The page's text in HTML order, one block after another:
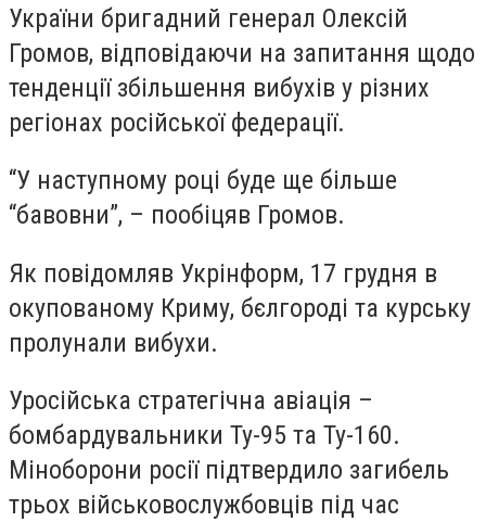
України бригадний генерал Олексій
Громов, відповідаючи на запитання щодо
тенденції збільшення вибухів у різних
регіонах російської федерації.
“У наступному році буде ще більше
“бавовни”, – пообіцяв Громов.
Як повідомляв Укрінформ, 17 грудня в
окупованому Криму, бєлгороді та курську
пролунали вибухи.
Уросійська стратегічна авіація –
бомбардувальники Ту-95 та Ту-160.
Міноборони росії підтвердило загибель
трьох військовослужбовців під час